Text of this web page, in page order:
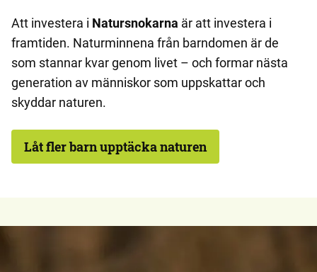
Att investera i Natursnokarna är att investera i
framtiden. Naturminnena från barndomen är de
som stannar kvar genom livet – och formar nästa
generation av människor som uppskattar och
skyddar naturen.
Låt fler barn upptäcka naturen